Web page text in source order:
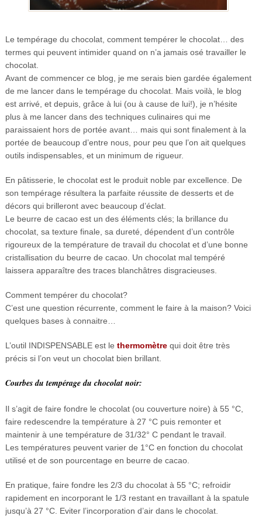
Le tempérage du chocolat, comment tempérer le chocolat… des
termes qui peuvent intimider quand on n’a jamais osé travailler le
chocolat.
Avant de commencer ce blog, je me serais bien gardée également
de me lancer dans le tempérage du chocolat. Mais voilà, le blog
est arrivé, et depuis, grâce à lui (ou à cause de lui!), je n’hésite
plus à me lancer dans des techniques culinaires qui me
paraissaient hors de portée avant… mais qui sont finalement à la
portée de beaucoup d’entre nous, pour peu que l’on ait quelques
outils indispensables, et un minimum de rigueur.
En pâtisserie, le chocolat est le produit noble par excellence. De
son tempérage résultera la parfaite réussite de desserts et de
décors qui brilleront avec beaucoup d’éclat.
Le beurre de cacao est un des éléments clés; la brillance du
chocolat, sa texture finale, sa dureté, dépendent d’un contrôle
rigoureux de la température de travail du chocolat et d’une bonne
cristallisation du beurre de cacao. Un chocolat mal tempéré
laissera apparaître des traces blanchâtres disgracieuses.
Comment tempérer du chocolat?
C’est une question récurrente, comment le faire à la maison? Voici
quelques bases à connaitre…
L’outil INDISPENSABLE est le thermomètre qui doit être très
précis si l’on veut un chocolat bien brillant.
Courbes du tempérage du chocolat noir:
Il s’agit de faire fondre le chocolat (ou couverture noire) à 55 °C,
faire redescendre la température à 27 °C puis remonter et
maintenir à une température de 31/32° C pendant le travail.
Les températures peuvent varier de 1°C en fonction du chocolat
utilisé et de son pourcentage en beurre de cacao.
En pratique, faire fondre les 2/3 du chocolat à 55 °C; refroidir
rapidement en incorporant le 1/3 restant en travaillant à la spatule
jusqu’à 27 °C. Eviter l’incorporation d’air dans le chocolat.